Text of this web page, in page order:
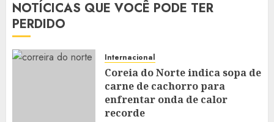
NOTÍCICAS QUE VOCÊ PODE TER
PERDIDO
Internacional
Coreia do Norte indica sopa de
carne de cachorro para
enfrentar onda de calor
recorde